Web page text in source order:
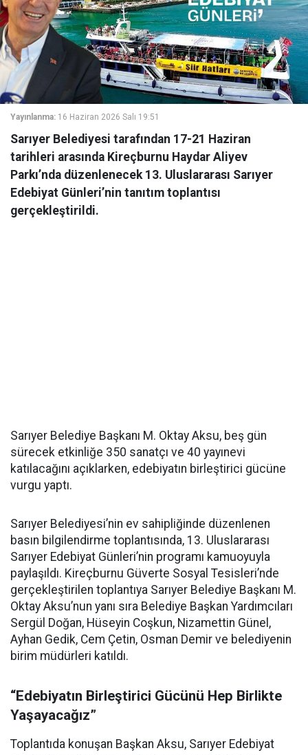
Yayınlanma: 16 Haziran 2026 Salı 19:51
Sarıyer Belediyesi tarafından 17-21 Haziran
tarihleri arasında Kireçburnu Haydar Aliyev
Parkı’nda düzenlenecek 13. Uluslararası Sarıyer
Edebiyat Günleri’nin tanıtım toplantısı
gerçekleştirildi.
Sarıyer Belediye Başkanı M. Oktay Aksu, beş gün
sürecek etkinliğe 350 sanatçı ve 40 yayınevi
katılacağını açıklarken, edebiyatın birleştirici gücüne
vurgu yaptı.
Sarıyer Belediyesi’nin ev sahipliğinde düzenlenen
basın bilgilendirme toplantısında, 13. Uluslararası
Sarıyer Edebiyat Günleri’nin programı kamuoyuyla
paylaşıldı. Kireçburnu Güverte Sosyal Tesisleri’nde
gerçekleştirilen toplantıya Sarıyer Belediye Başkanı M.
Oktay Aksu’nun yanı sıra Belediye Başkan Yardımcıları
Sergül Doğan, Hüseyin Coşkun, Nizamettin Günel,
Ayhan Gedik, Cem Çetin, Osman Demir ve belediyenin
birim müdürleri katıldı.
“Edebiyatın Birleştirici Gücünü Hep Birlikte
Yaşayacağız”
Toplantıda konuşan Başkan Aksu, Sarıyer Edebiyat